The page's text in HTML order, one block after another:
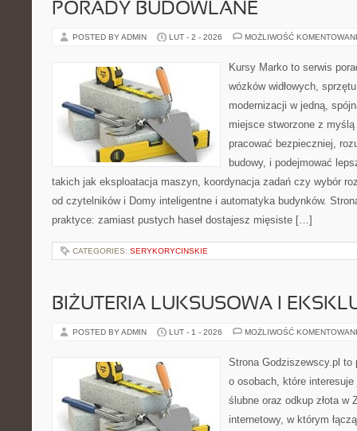
PORADY BUDOWLANE
POSTED BY ADMIN LUT - 2 - 2026 MOŻLIWOŚĆ
Kursy Marko to serwis
wózków widłowych,
modernizacji w jedną,
miejsce stworzone z
pracować bezpieczniej,
budowy, i podejmować
takich jak eksploatacja maszyn, koordynacja zadań czy wybór
od czytelników i Domy inteligentne i automatyka budynków.
praktyce: zamiast pustych haseł dostajesz mięsiste […]
CATEGORIES: SERYKORYCINSKIE
BIŻUTERIA LUKSUSOWA I
POSTED BY ADMIN LUT - 1 - 2026 MOŻLIWOŚĆ
Strona Godziszewscy.pl to
o osobach, które
ślubne oraz odkup złota w
internetowy, w którym